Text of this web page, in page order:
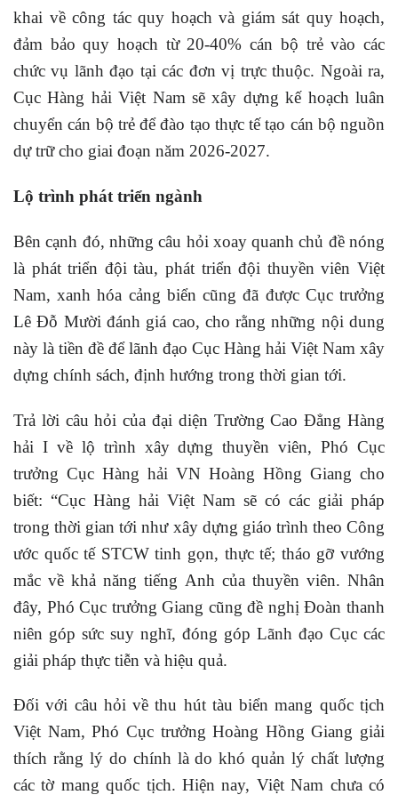
khai về công tác quy hoạch và giám sát quy hoạch,
đảm bảo quy hoạch từ 20-40% cán bộ trẻ vào các
chức vụ lãnh đạo tại các đơn vị trực thuộc. Ngoài ra,
Cục Hàng hải Việt Nam sẽ xây dựng kế hoạch luân
chuyển cán bộ trẻ để đào tạo thực tế tạo cán bộ nguồn
dự trữ cho giai đoạn năm 2026-2027.
Lộ trình phát triển ngành
Bên cạnh đó, những câu hỏi xoay quanh chủ đề nóng
là phát triển đội tàu, phát triển đội thuyền viên Việt
Nam, xanh hóa cảng biển cũng đã được Cục trưởng
Lê Đỗ Mười đánh giá cao, cho rằng những nội dung
này là tiền đề để lãnh đạo Cục Hàng hải Việt Nam xây
dựng chính sách, định hướng trong thời gian tới.
Trả lời câu hỏi của đại diện Trường Cao Đẳng Hàng
hải I về lộ trình xây dựng thuyền viên, Phó Cục
trưởng Cục Hàng hải VN Hoàng Hồng Giang cho
biết: “Cục Hàng hải Việt Nam sẽ có các giải pháp
trong thời gian tới như xây dựng giáo trình theo Công
ước quốc tế STCW tinh gọn, thực tế; tháo gỡ vướng
mắc về khả năng tiếng Anh của thuyền viên. Nhân
đây, Phó Cục trưởng Giang cũng đề nghị Đoàn thanh
niên góp sức suy nghĩ, đóng góp Lãnh đạo Cục các
giải pháp thực tiễn và hiệu quả.
Đối với câu hỏi về thu hút tàu biển mang quốc tịch
Việt Nam, Phó Cục trưởng Hoàng Hồng Giang giải
thích rằng lý do chính là do khó quản lý chất lượng
các tờ mang quốc tịch. Hiện nay, Việt Nam chưa có